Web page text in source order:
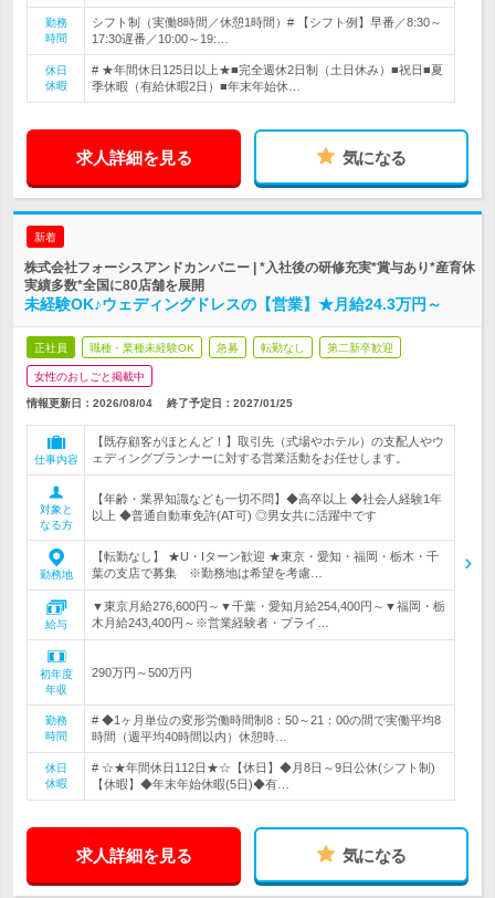
勤務
時間
シフト制（実働8時間／休憩1時間）# 【シフト例】早番／8:30～
17:30遅番／10:00～19:…
休日
休暇
# ★年間休日125日以上★■完全週休2日制（土日休み）■祝日■夏
季休暇（有給休暇2日）■年末年始休…
求人詳細を見る 気になる
新着
株式会社フォーシスアンドカンパニー | *入社後の研修充実*賞与あり*産育休
実績多数*全国に80店舗を展開
未経験OK♪ウェディングドレスの【営業】★月給24.3万円～
正社員 職種・業種未経験OK 急募 転勤なし 第二新卒歓迎
女性のおしごと掲載中
情報更新日：2026/08/04 終了予定日： 2027/01/25
仕事内容
【既存顧客がほとんど！】取引先（式場やホテル）の支配人やウ
ェディングプランナーに対する営業活動をお任せします。
対象と
なる方
【年齢・業界知識なども一切不問】◆高卒以上 ◆社会人経験1年
以上 ◆普通自動車免許(AT可) ◎男女共に活躍中です
勤務地
【転勤なし】 ★U・Iターン歓迎 ★東京・愛知・福岡・栃木・千
葉の支店で募集 ※勤務地は希望を考慮…
給与
▼東京月給276,600円～▼千葉・愛知月給254,400円～▼福岡・栃
木月給243,400円～※営業経験者・ブライ…
初年度
年収
290万円～500万円
勤務
時間
# ◆1ヶ月単位の変形労働時間制8：50～21：00の間で実働平均8
時間（週平均40時間以内）休憩時…
休日
休暇
# ☆★年間休日112日★☆【休日】◆月8日～9日公休(シフト制)
【休暇】◆年末年始休暇(5日)◆有…
求人詳細を見る 気になる